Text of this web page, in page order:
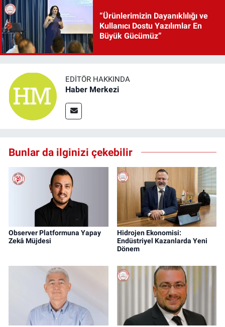
“Ürünlerimizin Dayanıklılığı ve
Kullanıcı Dostu Yazılımlar En
Büyük Gücümüz”
EDITÖR HAKKINDA
Haber Merkezi
Bunlar da ilginizi çekebilir
Observer Platformuna Yapay
Zekâ Müjdesi
Hidrojen Ekonomisi:
Endüstriyel Kazanlarda Yeni
Dönem